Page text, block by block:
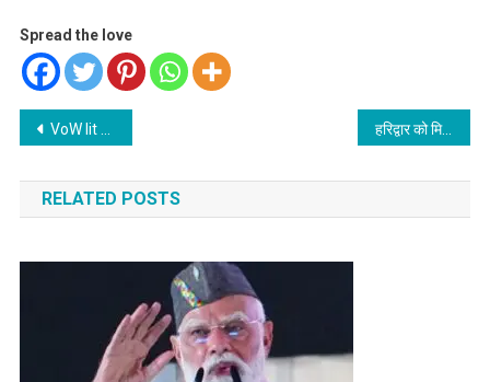
Spread the love
Post
navigation
VoW lit fest begins on 25th at hotel madhuban dehradun हरिद्वार को मिलेगी जाम से राहत, नवंबर से एलिवेटेड हाईवे निर्माण शुरू: त्रिवेन्द्र
RELATED POSTS